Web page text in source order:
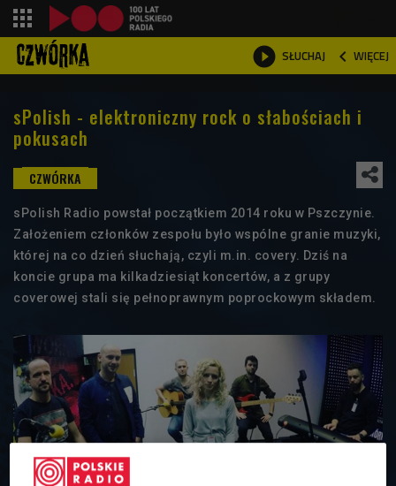
 SŁUCHAJ  WIĘCEJ

sPolish - elektroniczny rock o słabościach i
pokusach
sPolish Radio powstał początkiem 2014 roku w Pszczynie.
Założeniem członków zespołu było wspólne granie muzyki,
której na co dzień słuchają, czyli m.in. covery. Dziś na
koncie grupa ma kilkadziesiąt koncertów, a z grupy
coverowej stali się pełnoprawnym poprockowym składem.